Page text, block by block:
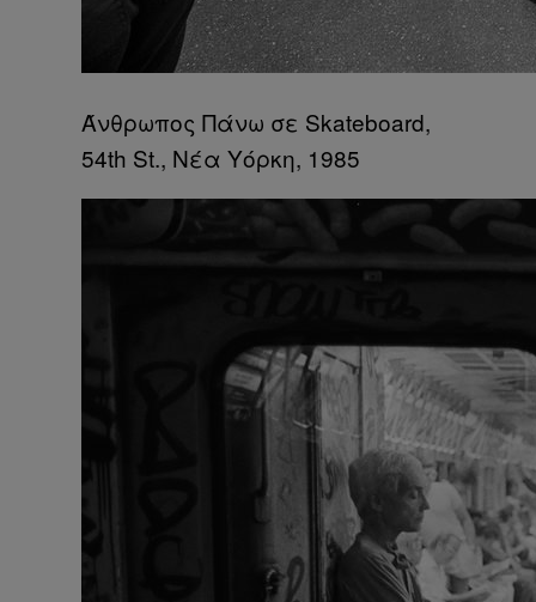
Άνθρωπος Πάνω σε Skateboard,
54th St., Νέα Υόρκη, 1985